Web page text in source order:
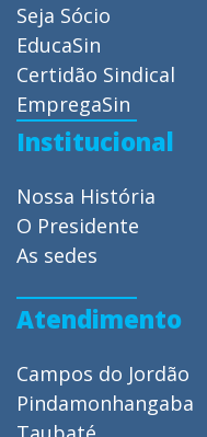
Seja Sócio
EducaSin
Certidão Sindical
EmpregaSin
Institucional
Nossa História
O Presidente
As sedes
Atendimento
Campos do Jordão
Pindamonhangaba